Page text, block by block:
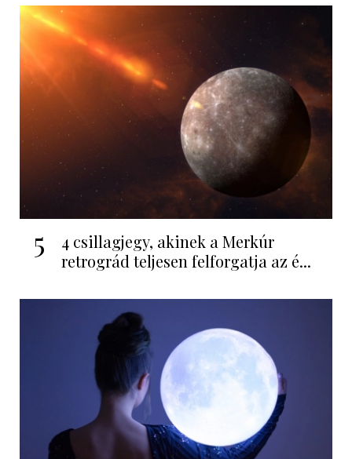
5
4 csillagjegy, akinek a Merkúr
retrográd teljesen felforgatja az é...